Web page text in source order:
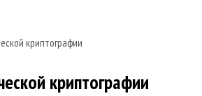
криптографии
криптографии